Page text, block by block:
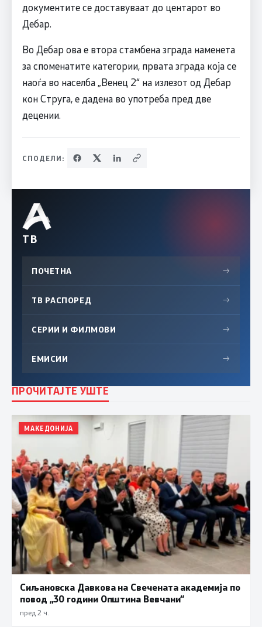
документите се доставуваат до центарот во
Дебар.
Во Дебар ова е втора стамбена зграда наменета
за споменатите категории, првата зграда која се
наоѓа во населба „Венец 2“ на излезот од Дебар
кон Струга, е дадена во употреба пред две
децении.
СПОДЕЛИ:
ТВ
ПОЧЕТНА →
ТВ РАСПОРЕД →
СЕРИИ И ФИЛМОВИ →
ЕМИСИИ →
ПРОЧИТАЈТЕ УШТЕ
МАКЕДОНИЈА
Сиљановска Давкова на Свечената академија по
повод „30 години Општина Вевчани“
пред 2 ч.